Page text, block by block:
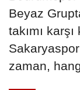
Beyaz
takımı
zaman,